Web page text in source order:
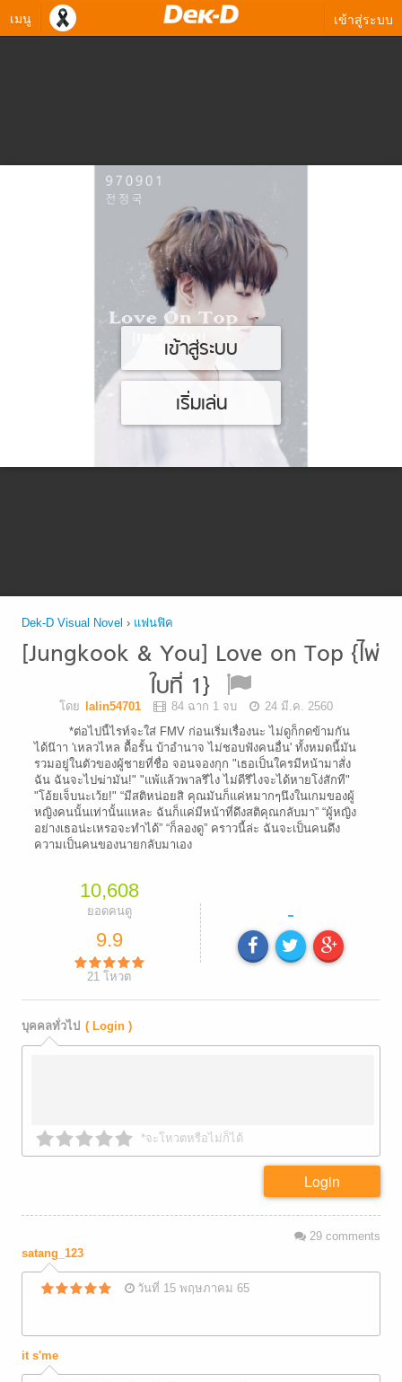
เมนู เข้าสู่ระบบ
เข้าสู่ระบบ
เริ่มเล่น
Dek-D Visual Novel › แฟนฟิค
[Jungkook & You] Love on Top {ไพ่
ใบที่ 1}
โดย lalin54701 84 ฉาก 1 จบ
24 มี.ค. 2560
*ต่อไปนี้ไรท์จะใส่ FMV ก่อนเริ่มเรื่องนะ ไม่ดูก็กดข้ามกัน
ได้น๊าา 'เหลวไหล ดื้อรั้น บ้าอำนาจ ไม่ชอบฟังคนอื่น' ทั้งหมดนี้มัน
รวมอยู่ในตัวของผู้ชายที่ชื่อ จอนจองกุก "เธอเป็นใครมีหน้ามาสั่ง
ฉัน ฉันจะไปฆ่ามัน!" "แพ้แล้วพาลรึไง ไม่ดีรึไงจะได้หายโง่สักที"
"โอ้ยเจ็บนะเว้ย!" “มีสติหน่อยสิ คุณมันก็แค่หมากๆนึงในเกมของผู้
หญิงคนนั้นเท่านั้นแหละ ฉันก็แค่มีหน้าที่ดึงสติคุณกลับมา” “ผู้หญิง
อย่างเธอน่ะเหรอจะทำได้” “ก็ลองดู” คราวนี้ล่ะ ฉันจะเป็นคนดึง
ความเป็นคนของนายกลับมาเอง
10,608
ยอดคนดู
9.9
21 โหวต
-
บุคคลทั่วไป ( Login )
*จะโหวตหรือไม่ก็ได้
Login
29comments
satang_123
วันที่ 15 พฤษภาคม 65
it s'me